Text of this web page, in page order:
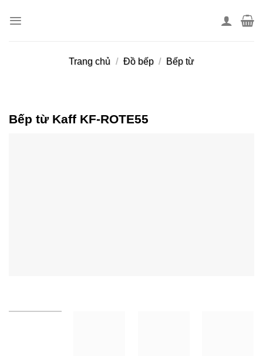
Trang chủ / Đồ bếp / Bếp từ
Bếp từ Kaff KF-ROTE55